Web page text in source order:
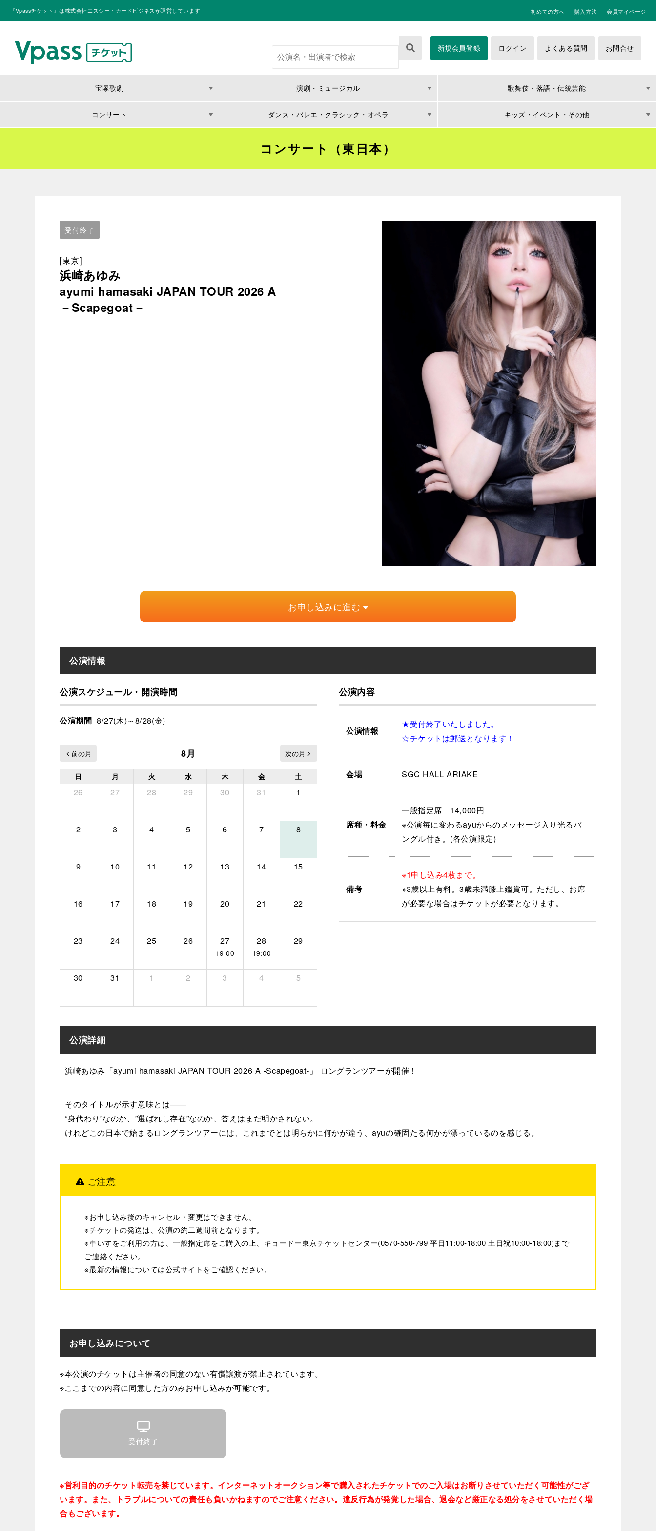
『Vpassチケット』は株式会社エスシー・カードビジネスが運営しています 初めての方へ 購入方法 会員マイページ
新規会員登録 ログイン よくある質問 お問合せ
宝塚歌劇 演劇・ミュージカル 歌舞伎・落語・伝統芸能
コンサート ダンス・バレエ・クラシック・オペラ キッズ・イベント・その他
コンサート（東日本）
受付終了
[東京]
浜崎あゆみ
ayumi hamasaki JAPAN TOUR 2026 A
－Scapegoat－
お申し込みに進む
公演情報
公演スケジュール・開演時間
公演期間 8/27(木)～8/28(金)
8月
日 月 火 水 木 金 土
26 27 28 29 30 31 1
2 3 4 5 6 7 8
9 10 11 12 13 14 15
16 17 18 19 20 21 22
23 24 25 26 27
19:00
28
19:00
29
30 31 1 2 3 4 5
公演内容
公演情報
★受付終了いたしました。
☆チケットは郵送となります！
会場 SGC HALL ARIAKE
席種・料金
一般指定席 14,000円
※公演毎に変わるayuからのメッセージ入り光るバ
ングル付き。(各公演限定)
備考
※1申し込み4枚まで。
※3歳以上有料。3歳未満膝上鑑賞可。ただし、お席
が必要な場合はチケットが必要となります。
公演詳細
浜崎あゆみ「ayumi hamasaki JAPAN TOUR 2026 A -Scapegoat-」 ロングランツアーが開催！
そのタイトルが示す意味とは――
“身代わり”なのか、”選ばれし存在”なのか、答えはまだ明かされない。
けれどこの日本で始まるロングランツアーには、これまでとは明らかに何かが違う、ayuの確固たる何かが漂っているのを感じる。
ご注意
※お申し込み後のキャンセル・変更はできません。
※チケットの発送は、公演の約二週間前となります。
※車いすをご利用の方は、一般指定席をご購入の上、キョードー東京チケットセンター(0570-550-799 平日11:00-18:00 土日祝10:00-18:00)まで
ご連絡ください。
※最新の情報については公式サイト をご確認ください。
お申し込みについて
※本公演のチケットは主催者の同意のない有償譲渡が禁止されています。
※ここまでの内容に同意した方のみお申し込みが可能です。
受付終了
※営利目的のチケット転売を禁じています。インターネットオークション等で購入されたチケットでのご入場はお断りさせていただく可能性がござ
います。また、トラブルについての責任も負いかねますのでご注意ください。違反行為が発覚した場合、退会など厳正なる処分をさせていただく場
合もございます。